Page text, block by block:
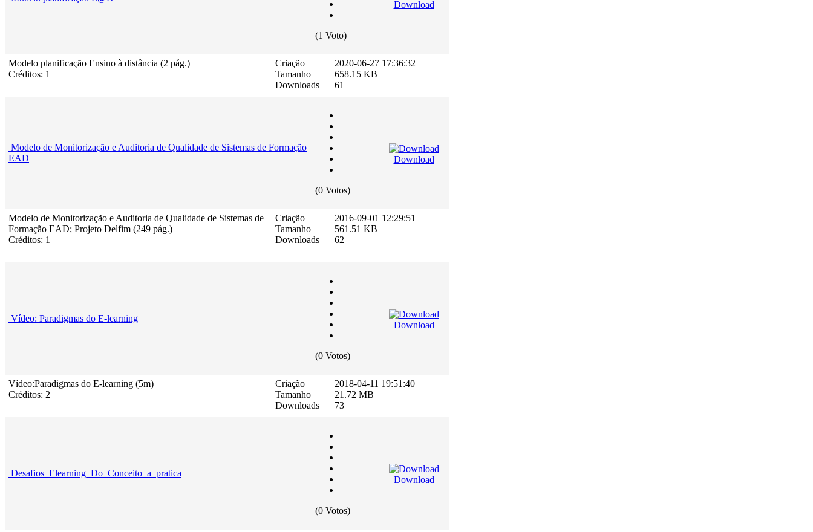
(1 Voto)
Download
Modelo planificação Ensino à distância (2 pág.)
Créditos: 1
Criação
Tamanho
Downloads
2020-06-27 17:36:32
658.15 KB
61
Modelo de Monitorização e Auditoria de Qualidade de Sistemas de Formação
EAD
(0 Votos)
Download
Modelo de Monitorização e Auditoria de Qualidade de Sistemas de
Formação EAD; Projeto Delfim (249 pág.)
Créditos: 1
Criação
Tamanho
Downloads
2016-09-01 12:29:51
561.51 KB
62
Vídeo: Paradigmas do E-learning
(0 Votos)
Download
Vídeo:Paradigmas do E-learning (5m)
Créditos: 2
Criação
Tamanho
Downloads
2018-04-11 19:51:40
21.72 MB
73
Desafios_Elearning_Do_Conceito_a_pratica
(0 Votos)
Download